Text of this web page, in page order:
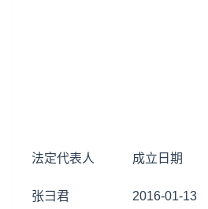
法定代表人 成立日期
张彐君 2016-01-13